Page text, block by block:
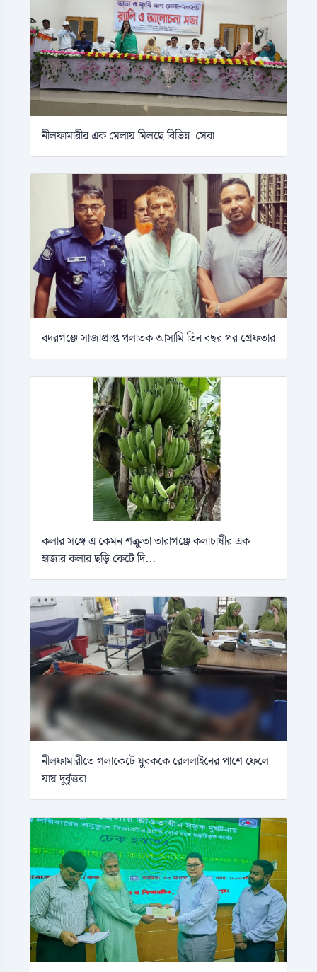
নীলফামারীর এক মেলায় মিলছে বিভিন্ন সেবা
বদরগঞ্জে সাজাপ্রাপ্ত পলাতক আসামি তিন বছর পর গ্রেফতার
কলার সঙ্গে এ কেমন শক্রুতা তারাগঞ্জে কলাচাষীর এক
হাজার কলার ছড়ি কেটে দি...
নীলফামারীতে গলাকেটে যুবককে রেললাইনের পাশে ফেলে
যায় দুর্বৃত্তরা